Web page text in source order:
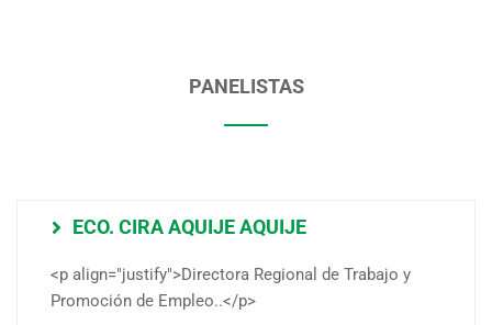
PANELISTAS
ECO. CIRA AQUIJE AQUIJE
<p align="justify">Directora Regional de Trabajo y
Promoción de Empleo..</p>